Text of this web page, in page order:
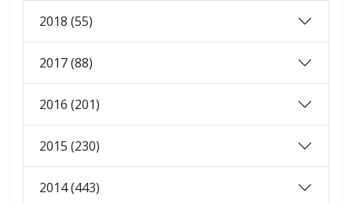
2018 (55)
2017 (88)
2016 (201)
2015 (230)
2014 (443)